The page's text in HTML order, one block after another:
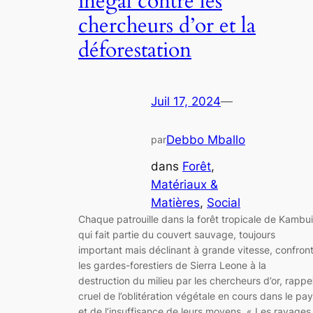
chercheurs d’or et la
déforestation
Juil 17, 2024—
parDebbo Mballo
dans Forêt
Matériaux &
Matières, Social
Chaque patrouille dans la forêt tropicale de Kambui
qui fait partie du couvert sauvage, toujours
important mais déclinant à grande vitesse,
les gardes-forestiers de Sierra Leone à la
destruction du milieu par les chercheurs d’or,
cruel de l’oblitération végétale en cours dans le